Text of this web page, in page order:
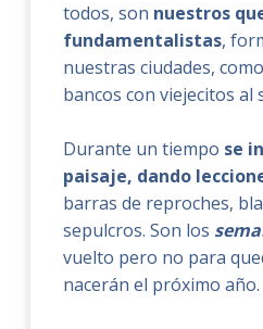
todos, son nuestros
fundamentalistas,
nuestras ciudades,
bancos con viejecitos al
Durante un tiempo se
paisaje, dando
barras de reproches,
sepulcros. Son los
vuelto pero no para
nacerán el próximo año.